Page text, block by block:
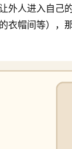
外人进入自己
衣帽间等），